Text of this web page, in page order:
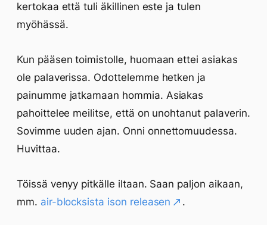
kertokaa että tuli äkillinen este ja tulen
myöhässä.
Kun pääsen toimistolle, huomaan ettei asiakas
ole palaverissa. Odottelemme hetken ja
painumme jatkamaan hommia. Asiakas
pahoittelee meilitse, että on unohtanut palaverin.
Sovimme uuden ajan. Onni onnettomuudessa.
Huvittaa.
Töissä venyy pitkälle iltaan. Saan paljon aikaan,
mm. air-blocksista ison releasen .